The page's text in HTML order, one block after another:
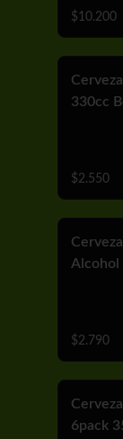
$10.200
330cc
$2.550
Alcohol
$2.790
6pack